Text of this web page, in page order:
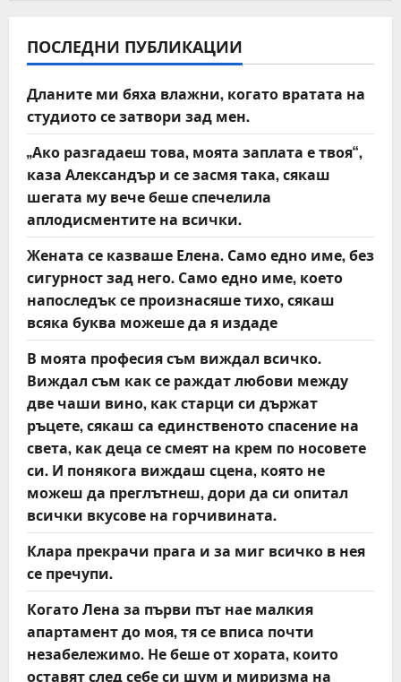
v
i
g
a
t
i
o
n
ПОСЛЕДНИ ПУБЛИКАЦИИ
Дланите ми бяха влажни, когато вратата на
студиото се затвори зад мен.
„Ако разгадаеш това, моята заплата е твоя“,
каза Александър и се засмя така, сякаш
шегата му вече беше спечелила
аплодисментите на всички.
Жената се казваше Елена. Само едно име, без
сигурност зад него. Само едно име, което
напоследък се произнасяше тихо, сякаш
всяка буква можеше да я издаде
В моята професия съм виждал всичко.
Виждал съм как се раждат любови между
две чаши вино, как старци си държат
ръцете, сякаш са единственото спасение на
света, как деца се смеят на крем по носовете
си. И понякога виждаш сцена, която не
можеш да преглътнеш, дори да си опитал
всички вкусове на горчивината.
Клара прекрачи прага и за миг всичко в нея
се пречупи.
Когато Лена за първи път нае малкия
апартамент до моя, тя се вписа почти
незабележимо. Не беше от хората, които
оставят след себе си шум и миризма на